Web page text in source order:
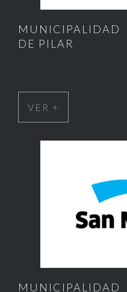
MUNICIPALIDAD
DE PILAR
VER +
MUNICIPALIDAD